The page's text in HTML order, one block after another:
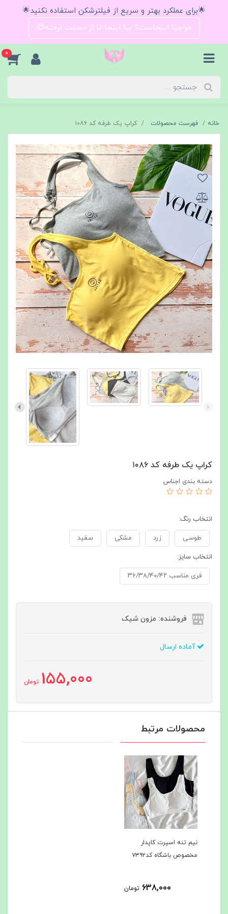
🌟برای عملکرد بهتر و سریع از فیلترشکن استفاده نکنید🌟
حراجیا اینجاست؟ بیا اینجا تا از دستت نرفته😍
0
خانه فهرست محصولات کراپ یک طرفه کد ۱۰۸۶
کراپ یک طرفه کد ۱۰۸۶
دسته بندی اجناس
انتخاب رنگ:
طوسی زرد مشکی سفید
انتخاب سایز:
فری مناسب ۳۶/۳۸/۴۰/۴۲
فروشنده: مزون شیک
آماده ارسال
155,000 تومان
محصولات مرتبط
نیم تنه اسپرت کاپدار
مخصوص باشگاه کد۷۳۹۲
638,000 تومان